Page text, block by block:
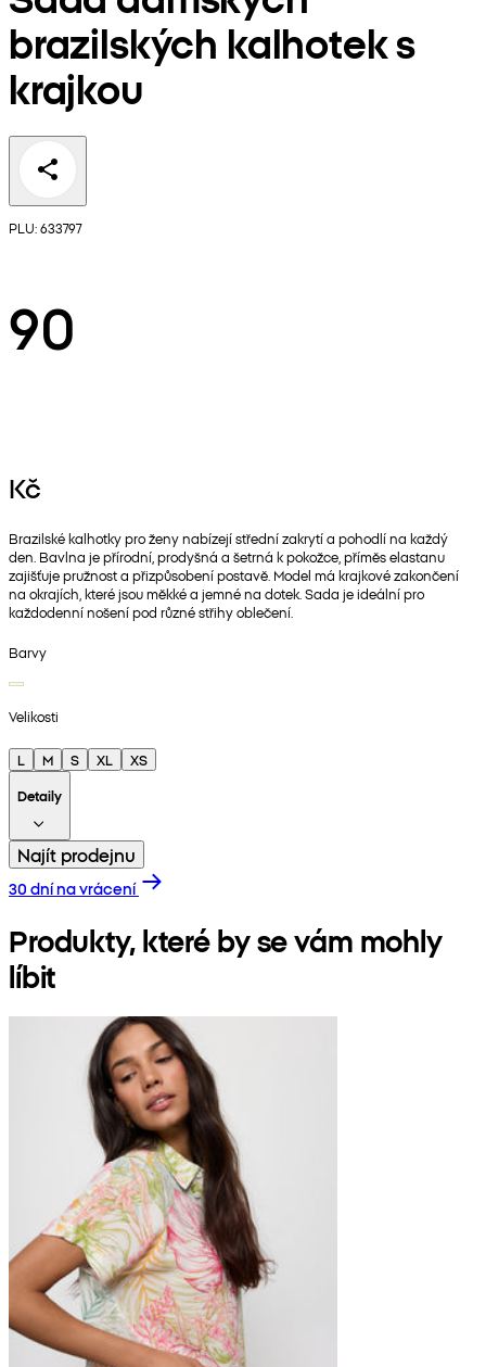
brazilských kalhotek s
krajkou
PLU: 633797
90
Kč
Brazilské kalhotky pro ženy nabízejí střední zakrytí a pohodlí na každý
den. Bavlna je přírodní, prodyšná a šetrná k pokožce, příměs elastanu
zajišťuje pružnost a přizpůsobení postavě. Model má krajkové zakončení
na okrajích, které jsou měkké a jemné na dotek. Sada je ideální pro
každodenní nošení pod různé střihy oblečení.
Barvy
Velikosti
L M S XL
XS
Detaily
Najít prodejnu
30 dní na vrácení
Produkty, které by se vám mohly
líbit